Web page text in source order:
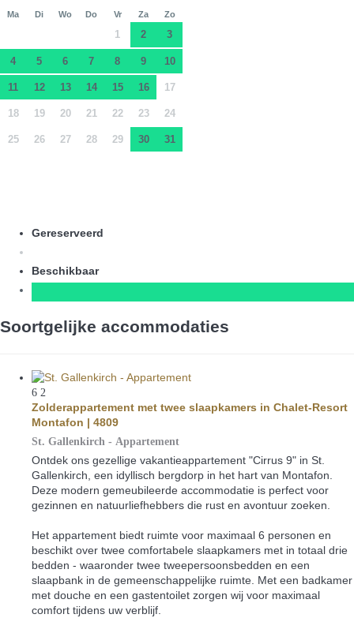
Ma Di Wo Do Vr Za Zo
1 2 3
4 5 6 7 8 9 10
11 12 13 14 15 16 17
18 19 20 21 22 23 24
25 26 27 28 29 30 31
Gereserveerd
Beschikbaar
Soortgelijke accommodaties
6 2
Zolderappartement met twee slaapkamers in Chalet-Resort
Montafon | 4809
St. Gallenkirch - Appartement
Ontdek ons gezellige vakantieappartement "Cirrus 9" in St.
Gallenkirch, een idyllisch bergdorp in het hart van Montafon.
Deze modern gemeubileerde accommodatie is perfect voor
gezinnen en natuurliefhebbers die rust en avontuur zoeken.
Het appartement biedt ruimte voor maximaal 6 personen en
beschikt over twee comfortabele slaapkamers met in totaal drie
bedden - waaronder twee tweepersoonsbedden en een
slaapbank in de gemeenschappelijke ruimte. Met een badkamer
met douche en een gastentoilet zorgen wij voor maximaal
comfort tijdens uw verblijf.